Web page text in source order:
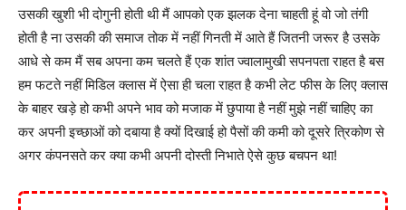
उसकी खुशी भी दोगुनी होती थी मैं आपको एक झलक देना चाहती हूं वो जो तंगी
होती है ना उसकी की समाज तोक में नहीं गिनती में आते हैं जितनी जरूर है उसके
आधे से कम मैं सब अपना कम चलते हैं एक शांत ज्वालामुखी सपनपता राहत है बस
हम फटते नहीं मिडिल क्लास में ऐसा ही चला राहत है कभी लेट फीस के लिए क्लास
के बाहर खड़े हो कभी अपने भाव को मजाक में छुपाया है नहीं मुझे नहीं चाहिए का
कर अपनी इच्छाओं को दबाया है क्यों दिखाई हो पैसों की कमी को दूसरे त्रिकोण से
अगर कंपनसते कर क्या कभी अपनी दोस्ती निभाते ऐसे कुछ बचपन था!